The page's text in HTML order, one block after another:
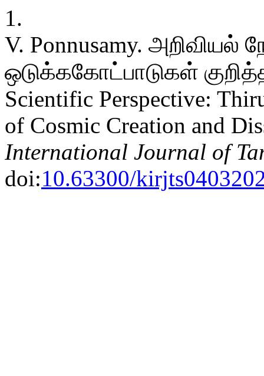
1.
V. Ponnusamy.
ஒடுக்ககோட்பாடுகள்
Scientific Perspective:
of Cosmic Creation and
International Journal of
doi:10.63300/